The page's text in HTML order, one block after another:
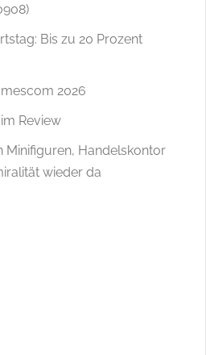
Bis zu 20 Prozent
2026
Review
Minifiguren, Handelskontor
wieder da